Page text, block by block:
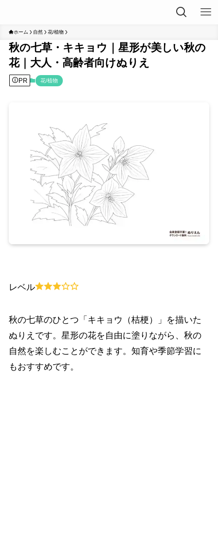
ホーム 自然 花/植物
秋の七草・キキョウ｜星形が美しい秋の
花｜大人・高齢者向けぬりえ
PR 花/植物
レベル
秋の七草のひとつ「キキョウ（桔梗）」を描いた
ぬりえです。星形の花を自由に塗りながら、秋の
自然を楽しむことができます。知育や季節学習に
もおすすめです。